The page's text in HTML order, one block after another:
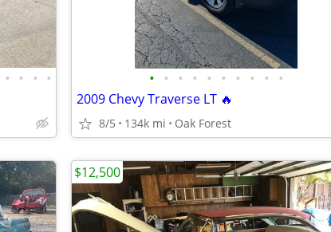
• • • • • • • • • • • • • •
2009 Chevy Traverse LT 🔥
8/5 134k mi Oak Forest
$12,500